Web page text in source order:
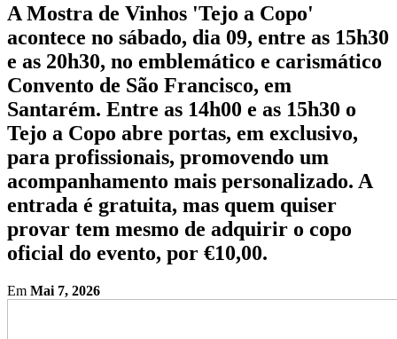
A Mostra de Vinhos 'Tejo a Copo'
acontece no sábado, dia 09, entre as 15h30
e as 20h30, no emblemático e carismático
Convento de São Francisco, em
Santarém. Entre as 14h00 e as 15h30 o
Tejo a Copo abre portas, em exclusivo,
para profissionais, promovendo um
acompanhamento mais personalizado. A
entrada é gratuita, mas quem quiser
provar tem mesmo de adquirir o copo
oficial do evento, por €10,00.
Em Mai 7, 2026